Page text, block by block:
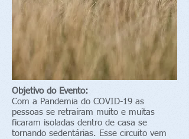
Objetivo do Evento:
Com a Pandemia do COVID-19 as
pessoas se retraíram muito e muitas
ficaram isoladas dentro de casa se
tornando sedentárias. Esse circuito vem